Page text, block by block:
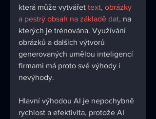
která může vytvářet text, obrázky
a pestrý obsah na základě dat, na
kterých je trénována. Využívání
obrázků a dalších výtvorů
generovaných umělou inteligencí
firmami má proto své výhody i
nevýhody.
Hlavní výhodou AI je nepochybně
rychlost a efektivita, protože AI